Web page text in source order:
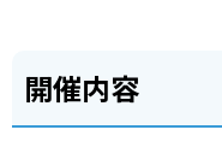
開催内容